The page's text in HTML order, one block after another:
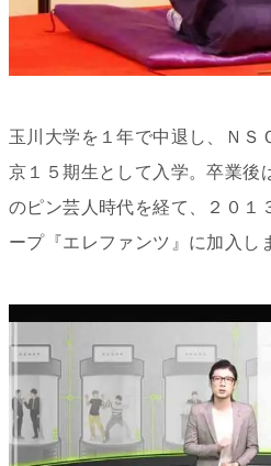
玉川大学を１年で中退し、ＮＳ
京１５期生として入学。卒業後
のピン芸人時代を経て、２０１
ープ『エレファンツ』に加入し